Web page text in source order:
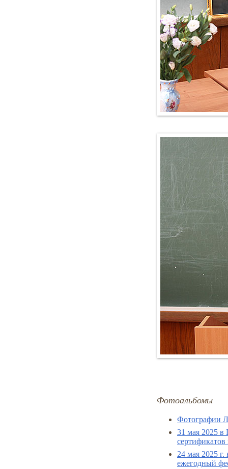
Фотоальбомы
Фотографии
31 мая 2025 в
24 мая 2025
ежегодный